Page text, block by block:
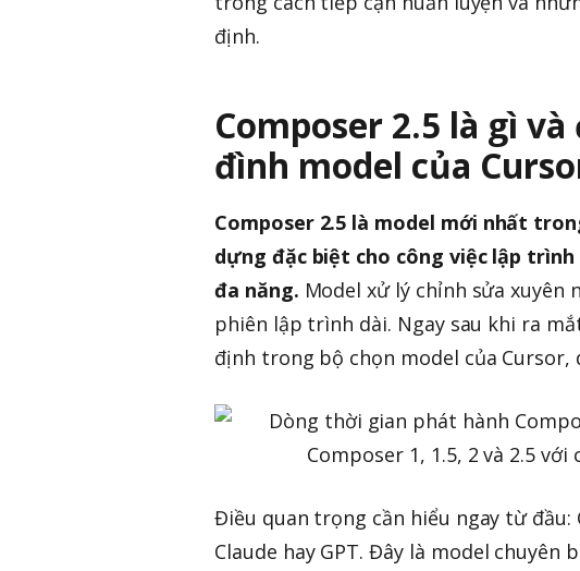
định.
Composer 2.5 là gì
đình model của
Composer 2.5 là model mới nhất
dựng đặc biệt cho công việc lập
đa năng. Model xử lý chỉnh sửa xuyên
phiên lập trình dài. Ngay sau khi ra
định trong bộ chọn model của Cursor,
Điều quan trọng cần hiểu ngay từ
Claude hay GPT. Đây là model